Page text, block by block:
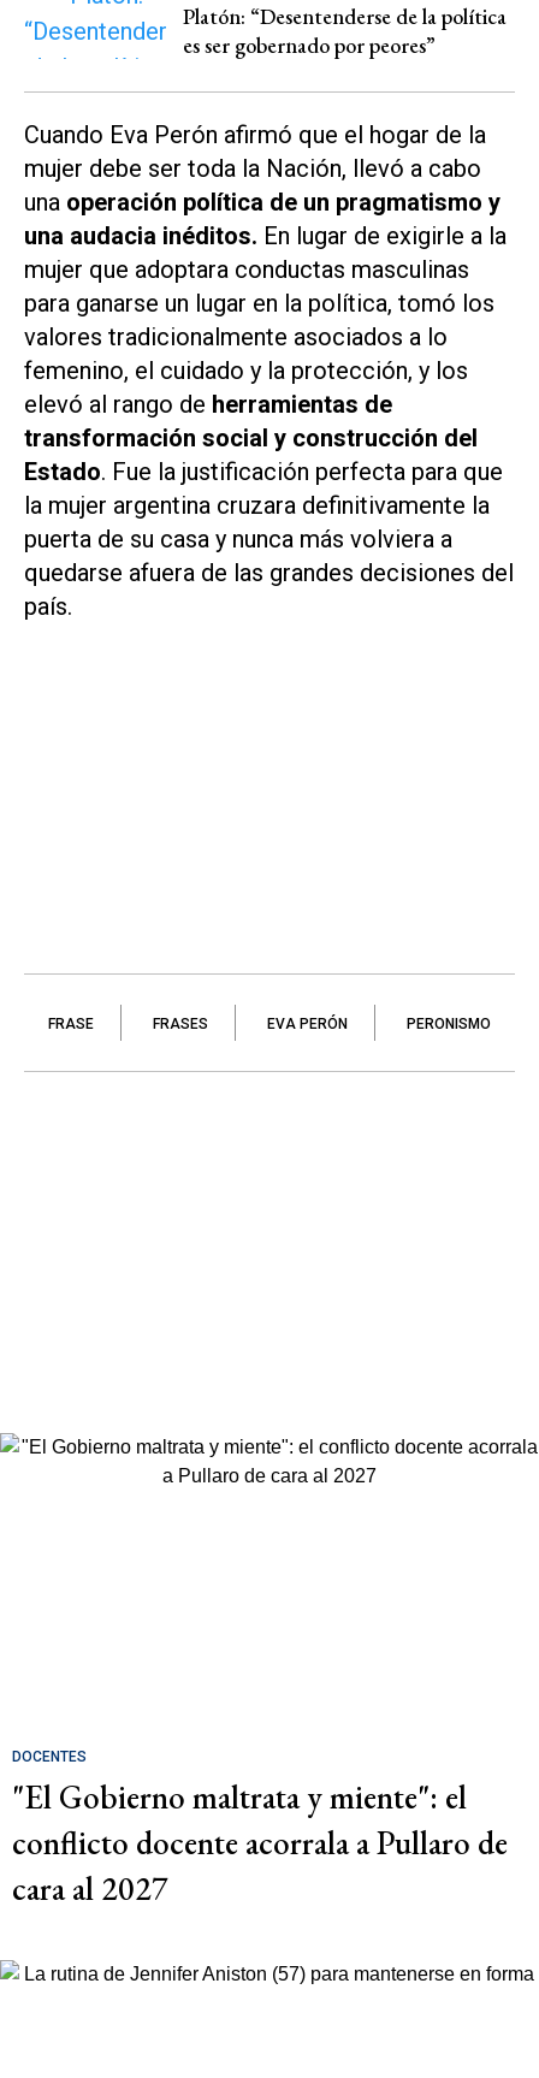
Platón: “Desentenderse de la política
es ser gobernado por peores”
Cuando Eva Perón afirmó que el hogar de la
mujer debe ser toda la Nación, llevó a cabo
una operación política de un pragmatismo y
una audacia inéditos. En lugar de exigirle a la
mujer que adoptara conductas masculinas
para ganarse un lugar en la política, tomó los
valores tradicionalmente asociados a lo
femenino, el cuidado y la protección, y los
elevó al rango de herramientas de
transformación social y construcción del
Estado. Fue la justificación perfecta para que
la mujer argentina cruzara definitivamente la
puerta de su casa y nunca más volviera a
quedarse afuera de las grandes decisiones del
país.
FRASE FRASES EVA PERÓN PERONISMO
DOCENTES
"El Gobierno maltrata y miente": el
conflicto docente acorrala a Pullaro de
cara al 2027